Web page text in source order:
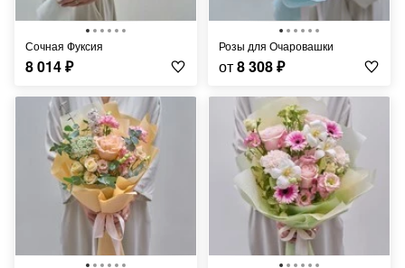
Сочная Фуксия
8 014₽
Розы для Очаровашки
от8 308₽